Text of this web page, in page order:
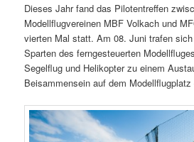
Dieses Jahr fand das Pilotentreffen
Modellflugvereinen MBF Volkach und
vierten Mal statt. Am 08. Juni trafen
Sparten des ferngesteuerten
Segelflug und Helikopter zu einem
Beisammensein auf dem